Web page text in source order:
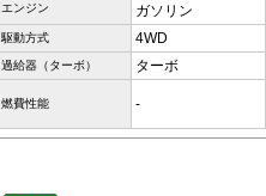
エンジン
ガソリン
駆動方式 4WD
過給器（ターボ） ターボ
燃費性能 -